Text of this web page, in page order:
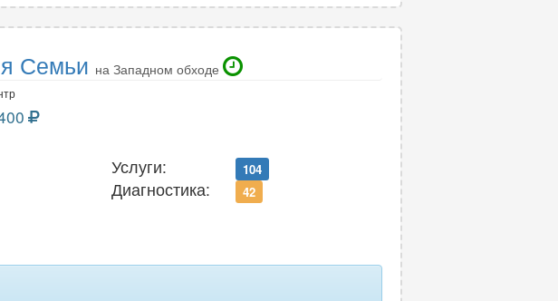
Семьи на Западном обходе
Услуги: 104
Диагностика: 42